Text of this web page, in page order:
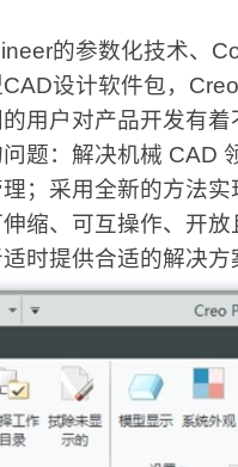
的参数化技术、
设计软件包，
用户对产品开发有
题：解决机械 CAD
；采用全新的方法
伸缩、可互操作、开
时提供合适的解决方